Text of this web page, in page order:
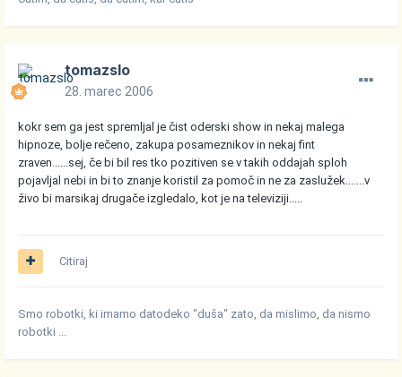
tomazslo
28. marec 2006
kokr sem ga jest spremljal je čist oderski show in nekaj malega
hipnoze, bolje rečeno, zakupa posameznikov in nekaj fint
zraven......sej, če bi bil res tko pozitiven se v takih oddajah sploh
pojavljal nebi in bi to znanje koristil za pomoč in ne za zaslužek.......v
živo bi marsikaj drugače izgledalo, kot je na televiziji.....
Citiraj
Smo robotki, ki imamo datodeko "duša" zato, da mislimo, da nismo
robotki ...